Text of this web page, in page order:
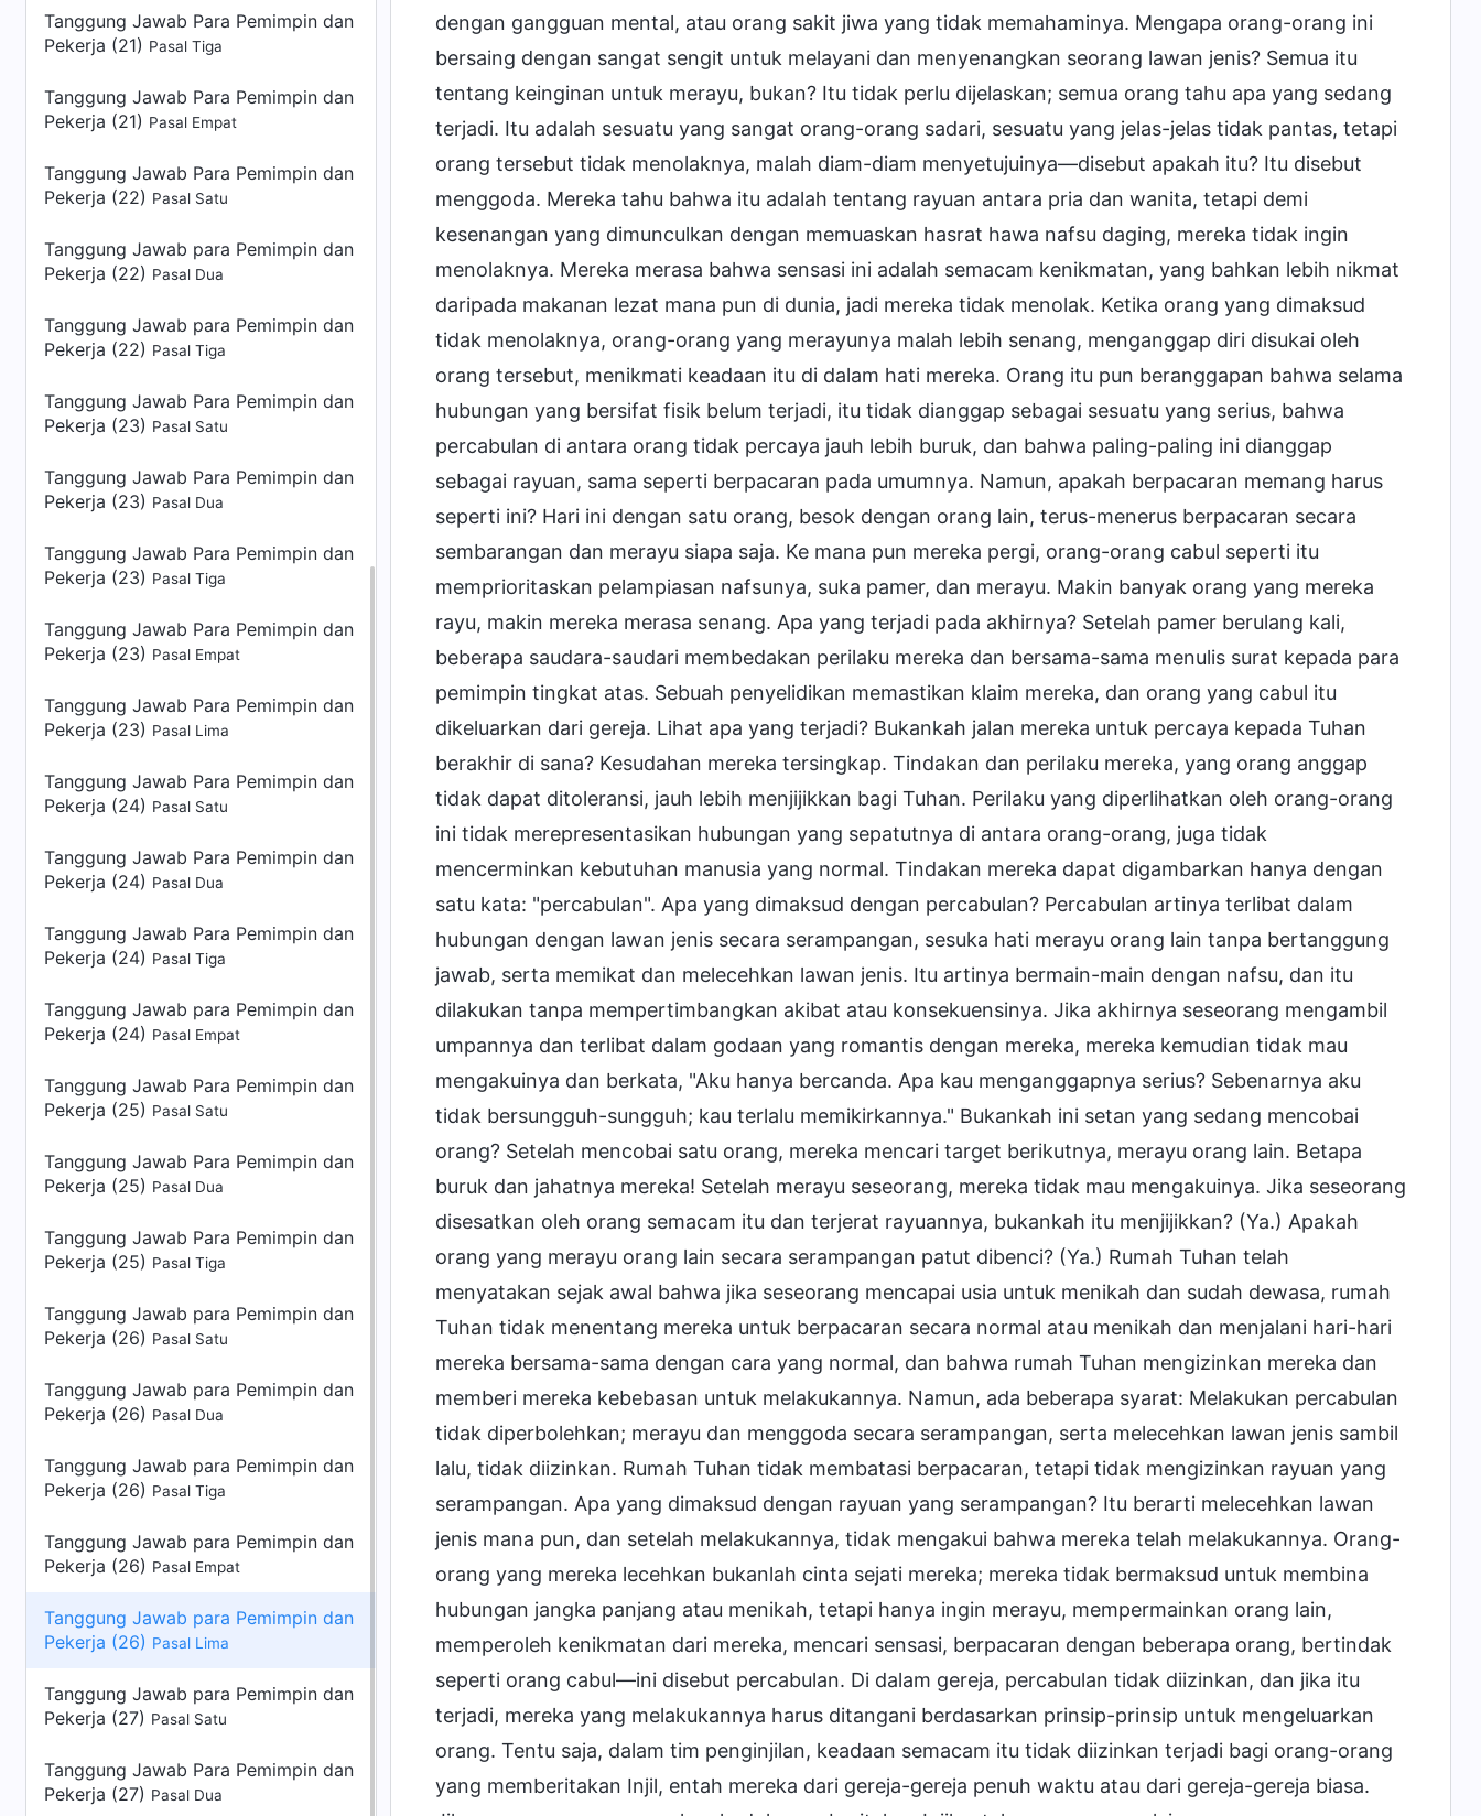
Tanggung Jawab Para Pemimpin dan
Pekerja (21) Pasal Tiga
Tanggung Jawab Para Pemimpin dan
Pekerja (21) Pasal Empat
Tanggung Jawab Para Pemimpin dan
Pekerja (22) Pasal Satu
Tanggung Jawab para Pemimpin dan
Pekerja (22) Pasal Dua
Tanggung Jawab para Pemimpin dan
Pekerja (22) Pasal Tiga
Tanggung Jawab Para Pemimpin dan
Pekerja (23) Pasal Satu
Tanggung Jawab Para Pemimpin dan
Pekerja (23) Pasal Dua
Tanggung Jawab Para Pemimpin dan
Pekerja (23) Pasal Tiga
Tanggung Jawab Para Pemimpin dan
Pekerja (23) Pasal Empat
Tanggung Jawab Para Pemimpin dan
Pekerja (23) Pasal Lima
Tanggung Jawab Para Pemimpin dan
Pekerja (24) Pasal Satu
Tanggung Jawab Para Pemimpin dan
Pekerja (24) Pasal Dua
Tanggung Jawab Para Pemimpin dan
Pekerja (24) Pasal Tiga
Tanggung Jawab para Pemimpin dan
Pekerja (24) Pasal Empat
Tanggung Jawab Para Pemimpin dan
Pekerja (25) Pasal Satu
Tanggung Jawab Para Pemimpin dan
Pekerja (25) Pasal Dua
Tanggung Jawab Para Pemimpin dan
Pekerja (25) Pasal Tiga
Tanggung Jawab para Pemimpin dan
Pekerja (26) Pasal Satu
Tanggung Jawab para Pemimpin dan
Pekerja (26) Pasal Dua
Tanggung Jawab para Pemimpin dan
Pekerja (26) Pasal Tiga
Tanggung Jawab para Pemimpin dan
Pekerja (26) Pasal Empat
Tanggung Jawab para Pemimpin dan
Pekerja (26) Pasal Lima
Tanggung Jawab para Pemimpin dan
Pekerja (27) Pasal Satu
Tanggung Jawab Para Pemimpin dan
Pekerja (27) Pasal Dua
dengan gangguan mental, atau orang sakit jiwa yang tidak memahaminya. Mengapa orang-orang ini
bersaing dengan sangat sengit untuk melayani dan menyenangkan seorang lawan jenis? Semua itu
tentang keinginan untuk merayu, bukan? Itu tidak perlu dijelaskan; semua orang tahu apa yang sedang
terjadi. Itu adalah sesuatu yang sangat orang-orang sadari, sesuatu yang jelas-jelas tidak pantas, tetapi
orang tersebut tidak menolaknya, malah diam-diam menyetujuinya—disebut apakah itu? Itu disebut
menggoda. Mereka tahu bahwa itu adalah tentang rayuan antara pria dan wanita, tetapi demi
kesenangan yang dimunculkan dengan memuaskan hasrat hawa nafsu daging, mereka tidak ingin
menolaknya. Mereka merasa bahwa sensasi ini adalah semacam kenikmatan, yang bahkan lebih nikmat
daripada makanan lezat mana pun di dunia, jadi mereka tidak menolak. Ketika orang yang dimaksud
tidak menolaknya, orang-orang yang merayunya malah lebih senang, menganggap diri disukai oleh
orang tersebut, menikmati keadaan itu di dalam hati mereka. Orang itu pun beranggapan bahwa selama
hubungan yang bersifat fisik belum terjadi, itu tidak dianggap sebagai sesuatu yang serius, bahwa
percabulan di antara orang tidak percaya jauh lebih buruk, dan bahwa paling-paling ini dianggap
sebagai rayuan, sama seperti berpacaran pada umumnya. Namun, apakah berpacaran memang harus
seperti ini? Hari ini dengan satu orang, besok dengan orang lain, terus-menerus berpacaran secara
sembarangan dan merayu siapa saja. Ke mana pun mereka pergi, orang-orang cabul seperti itu
memprioritaskan pelampiasan nafsunya, suka pamer, dan merayu. Makin banyak orang yang mereka
rayu, makin mereka merasa senang. Apa yang terjadi pada akhirnya? Setelah pamer berulang kali,
beberapa saudara-saudari membedakan perilaku mereka dan bersama-sama menulis surat kepada para
pemimpin tingkat atas. Sebuah penyelidikan memastikan klaim mereka, dan orang yang cabul itu
dikeluarkan dari gereja. Lihat apa yang terjadi? Bukankah jalan mereka untuk percaya kepada Tuhan
berakhir di sana? Kesudahan mereka tersingkap. Tindakan dan perilaku mereka, yang orang anggap
tidak dapat ditoleransi, jauh lebih menjijikkan bagi Tuhan. Perilaku yang diperlihatkan oleh orang-orang
ini tidak merepresentasikan hubungan yang sepatutnya di antara orang-orang, juga tidak
mencerminkan kebutuhan manusia yang normal. Tindakan mereka dapat digambarkan hanya dengan
satu kata: "percabulan". Apa yang dimaksud dengan percabulan? Percabulan artinya terlibat dalam
hubungan dengan lawan jenis secara serampangan, sesuka hati merayu orang lain tanpa bertanggung
jawab, serta memikat dan melecehkan lawan jenis. Itu artinya bermain-main dengan nafsu, dan itu
dilakukan tanpa mempertimbangkan akibat atau konsekuensinya. Jika akhirnya seseorang mengambil
umpannya dan terlibat dalam godaan yang romantis dengan mereka, mereka kemudian tidak mau
mengakuinya dan berkata, "Aku hanya bercanda. Apa kau menganggapnya serius? Sebenarnya aku
tidak bersungguh-sungguh; kau terlalu memikirkannya." Bukankah ini setan yang sedang mencobai
orang? Setelah mencobai satu orang, mereka mencari target berikutnya, merayu orang lain. Betapa
buruk dan jahatnya mereka! Setelah merayu seseorang, mereka tidak mau mengakuinya. Jika seseorang
disesatkan oleh orang semacam itu dan terjerat rayuannya, bukankah itu menjijikkan? (Ya.) Apakah
orang yang merayu orang lain secara serampangan patut dibenci? (Ya.) Rumah Tuhan telah
menyatakan sejak awal bahwa jika seseorang mencapai usia untuk menikah dan sudah dewasa, rumah
Tuhan tidak menentang mereka untuk berpacaran secara normal atau menikah dan menjalani hari-hari
mereka bersama-sama dengan cara yang normal, dan bahwa rumah Tuhan mengizinkan mereka dan
memberi mereka kebebasan untuk melakukannya. Namun, ada beberapa syarat: Melakukan percabulan
tidak diperbolehkan; merayu dan menggoda secara serampangan, serta melecehkan lawan jenis sambil
lalu, tidak diizinkan. Rumah Tuhan tidak membatasi berpacaran, tetapi tidak mengizinkan rayuan yang
serampangan. Apa yang dimaksud dengan rayuan yang serampangan? Itu berarti melecehkan lawan
jenis mana pun, dan setelah melakukannya, tidak mengakui bahwa mereka telah melakukannya. Orang-
orang yang mereka lecehkan bukanlah cinta sejati mereka; mereka tidak bermaksud untuk membina
hubungan jangka panjang atau menikah, tetapi hanya ingin merayu, mempermainkan orang lain,
memperoleh kenikmatan dari mereka, mencari sensasi, berpacaran dengan beberapa orang, bertindak
seperti orang cabul—ini disebut percabulan. Di dalam gereja, percabulan tidak diizinkan, dan jika itu
terjadi, mereka yang melakukannya harus ditangani berdasarkan prinsip-prinsip untuk mengeluarkan
orang. Tentu saja, dalam tim penginjilan, keadaan semacam itu tidak diizinkan terjadi bagi orang-orang
yang memberitakan Injil, entah mereka dari gereja-gereja penuh waktu atau dari gereja-gereja biasa.